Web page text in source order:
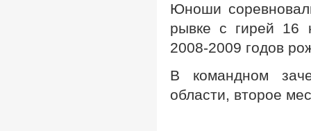
Юноши
рывке с гирей 16
2008-2009 годов
В командном
области, второе